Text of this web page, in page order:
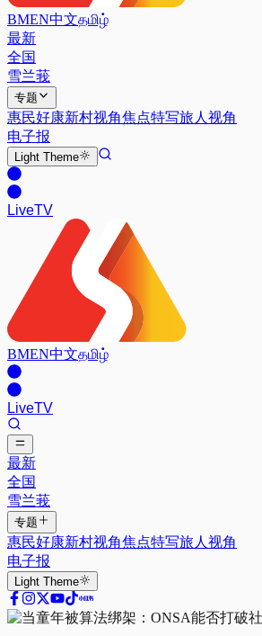
BMEN中文தமிழ்
最新
全国
雪兰莪
专题
惠民好康新村视角焦点特写旅人视角
电子报
Light Theme
LiveTV
BMEN中文தமிழ்
LiveTV
最新
全国
雪兰莪
专题
惠民好康新村视角焦点特写旅人视角
电子报
Light Theme